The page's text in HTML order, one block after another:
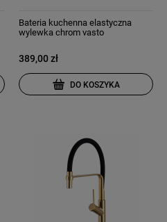
Bateria kuchenna elastyczna
wylewka chrom vasto
389,00 zł
DO KOSZYKA